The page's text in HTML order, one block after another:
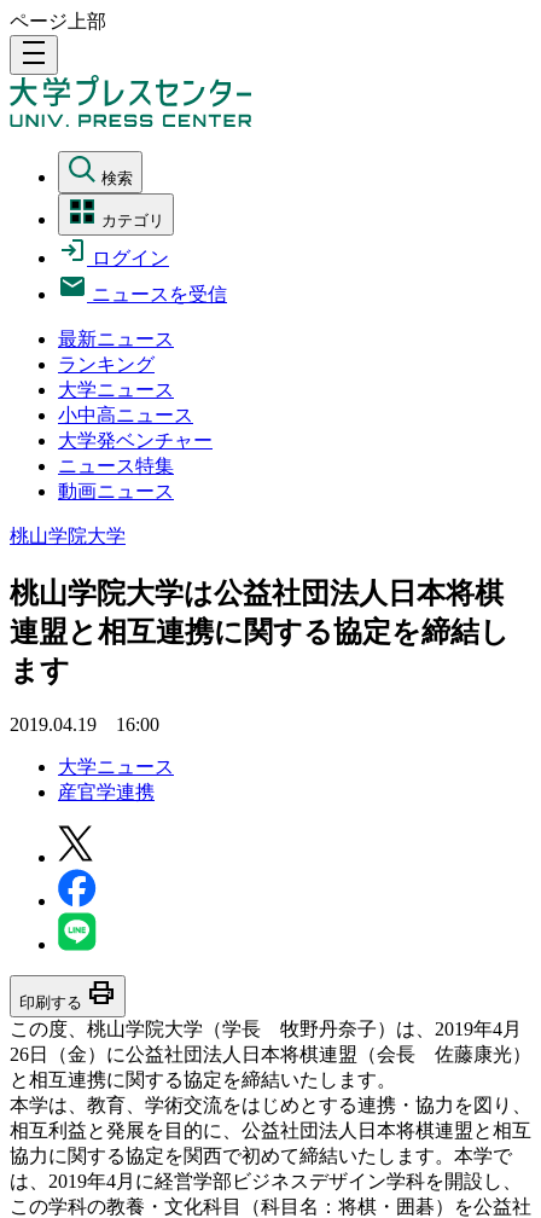
ページ上部
density_medium
検索
カテゴリ
ログイン
ニュースを受信
最新ニュース
ランキング
大学ニュース
小中高ニュース
大学発ベンチャー
ニュース特集
動画ニュース
桃山学院大学
桃山学院大学は公益社団法人日本将棋
連盟と相互連携に関する協定を締結し
ます
2019.04.19 16:00
大学ニュース
産官学連携
印刷する print
この度、桃山学院大学（学長 牧野丹奈子）は、2019年4月
26日（金）に公益社団法人日本将棋連盟（会長 佐藤康光）
と相互連携に関する協定を締結いたします。
本学は、教育、学術交流をはじめとする連携・協力を図り、
相互利益と発展を目的に、公益社団法人日本将棋連盟と相互
協力に関する協定を関西で初めて締結いたします。本学で
は、2019年4月に経営学部ビジネスデザイン学科を開設し、
この学科の教養・文化科目（科目名：将棋・囲碁）を公益社